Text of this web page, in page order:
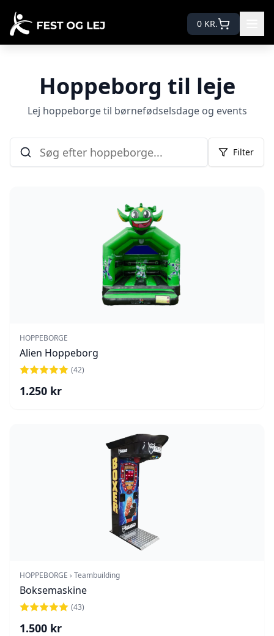
0 KR.
Hoppeborg til leje
Lej hoppeborge til børnefødselsdage og events
Filter
HOPPEBORGE
Alien Hoppeborg
(42)
1.250 kr
HOPPEBORGE › Teambuilding
Boksemaskine
(43)
1.500 kr